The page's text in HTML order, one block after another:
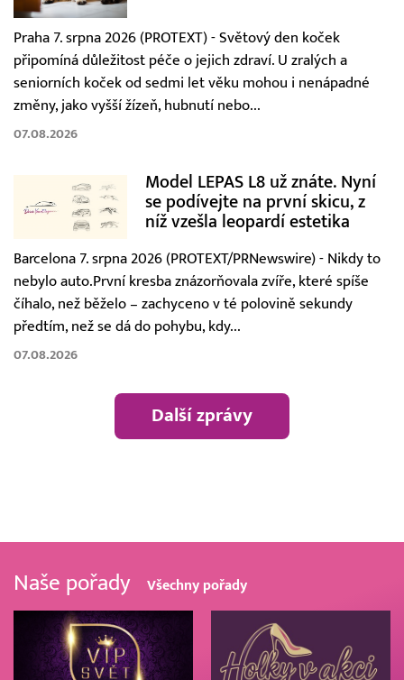
Praha 7. srpna 2026 (PROTEXT) - Světový den koček
připomíná důležitost péče o jejich zdraví. U zralých a
seniorních koček od sedmi let věku mohou i nenápadné
změny, jako vyšší žízeň, hubnutí nebo...
07.08.2026
Model LEPAS L8 už znáte. Nyní
se podívejte na první skicu, z
níž vzešla leopardí estetika
Barcelona 7. srpna 2026 (PROTEXT/PRNewswire) - Nikdy to
nebylo auto.První kresba znázorňovala zvíře, které spíše
číhalo, než běželo – zachyceno v té polovině sekundy
předtím, než se dá do pohybu, kdy...
07.08.2026
Další zprávy
Naše pořady Všechny pořady